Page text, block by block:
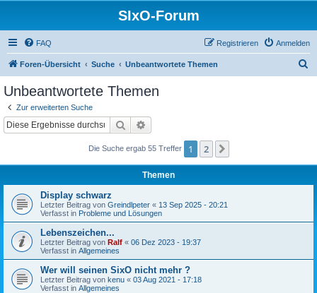
SIxO-Forum
FAQ Anmelden
Registrieren
Foren-Übersicht Suche Unbeantwortete Themen
Unbeantwortete Themen
Zur erweiterten Suche
Suche
Die Suche ergab 55 Treffer 1 2
Themen
Display schwarz
Letzter Beitrag von Greindlpeter « 13 Sep 2025 - 20:21
Verfasst in Probleme und Lösungen
Lebenszeichen...
Letzter Beitrag von Ralf « 06 Dez 2023 - 19:37
Verfasst in Allgemeines
Wer will seinen SixO nicht mehr ?
Letzter Beitrag von kenu « 03 Aug 2021 - 17:18
Verfasst in Allgemeines